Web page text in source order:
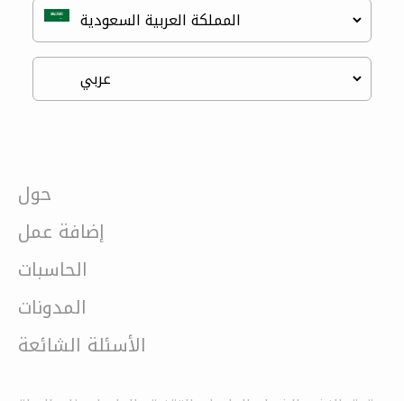
حول
إضافة عمل
الحاسبات
المدونات
الأسئلة الشائعة